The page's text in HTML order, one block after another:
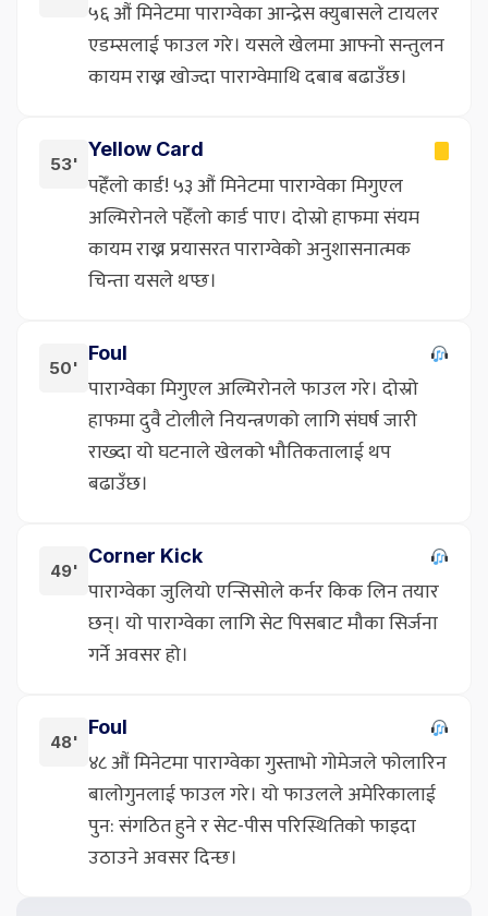
५६ औं मिनेटमा पाराग्वेका आन्द्रेस क्युबासले टायलर
एडम्सलाई फाउल गरे। यसले खेलमा आफ्नो सन्तुलन
कायम राख्न खोज्दा पाराग्वेमाथि दबाब बढाउँछ।
53'
Yellow Card
पहेँलो कार्ड! ५३ औं मिनेटमा पाराग्वेका मिगुएल
अल्मिरोनले पहेँलो कार्ड पाए। दोस्रो हाफमा संयम
कायम राख्न प्रयासरत पाराग्वेको अनुशासनात्मक
चिन्ता यसले थप्छ।
50'
Foul
पाराग्वेका मिगुएल अल्मिरोनले फाउल गरे। दोस्रो
हाफमा दुवै टोलीले नियन्त्रणको लागि संघर्ष जारी
राख्दा यो घटनाले खेलको भौतिकतालाई थप
बढाउँछ।
49'
Corner Kick
पाराग्वेका जुलियो एन्सिसोले कर्नर किक लिन तयार
छन्। यो पाराग्वेका लागि सेट पिसबाट मौका सिर्जना
गर्ने अवसर हो।
48'
Foul
४८ औं मिनेटमा पाराग्वेका गुस्ताभो गोमेजले फोलारिन
बालोगुनलाई फाउल गरे। यो फाउलले अमेरिकालाई
पुन: संगठित हुने र सेट-पीस परिस्थितिको फाइदा
उठाउने अवसर दिन्छ।